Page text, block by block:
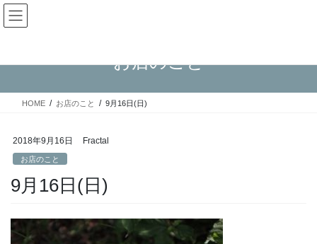
コ
ン
ツ
ス
ナ
ビ
シ
ン
お店のこと
HOME お店のこと 9月16日(日)
2018年9月16日 Fractal
お店のこと
9月16日(日)